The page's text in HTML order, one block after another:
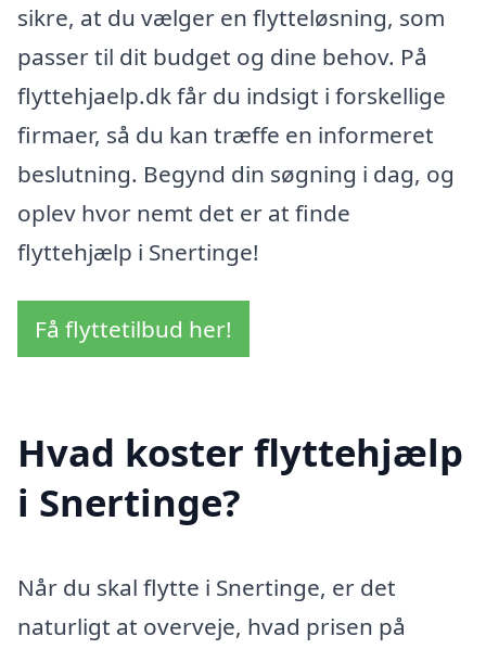
sikre, at du vælger en flytteløsning, som
passer til dit budget og dine behov. På
flyttehjaelp.dk får du indsigt i forskellige
firmaer, så du kan træffe en informeret
beslutning. Begynd din søgning i dag, og
oplev hvor nemt det er at finde
flyttehjælp i Snertinge!
Få flyttetilbud her!
Hvad koster flyttehjælp
i Snertinge?
Når du skal flytte i Snertinge, er det
naturligt at overveje, hvad prisen på